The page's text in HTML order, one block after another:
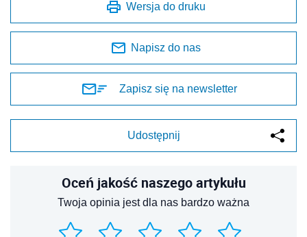
Wersja do druku
Napisz do nas
Zapisz się na newsletter
Udostępnij
Oceń jakość naszego artykułu
Twoja opinia jest dla nas bardzo ważna